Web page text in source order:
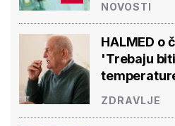
NOVOSTI
HALMED o
'Trebaju
ZDRAVLJE